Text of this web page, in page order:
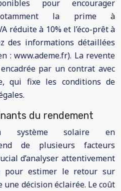
pour encourager
notamment la prime à
réduite à 10% et l’éco-prêt à
des informations détaillées
: www.ademe.fr). La revente
par un contrat avec
qui fixe les conditions de
du rendement
système solaire en
de plusieurs facteurs
d’analyser attentivement
pour estimer le retour sur
décision éclairée. Le coût